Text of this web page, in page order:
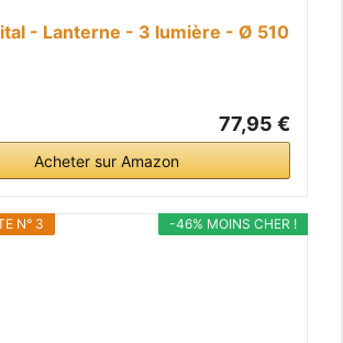
- Lanterne - 3 lumière - Ø 510
77,95 €
Acheter sur Amazon
-46% MOINS CHER !
N° 3